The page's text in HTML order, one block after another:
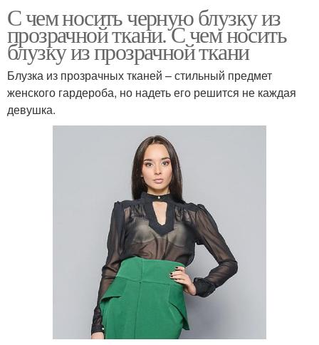
С чем носить черную блузку из
прозрачной ткани. С чем носить
блузку из прозрачной ткани
Блузка из прозрачных тканей – стильный предмет
женского гардероба, но надеть его решится не каждая
девушка.